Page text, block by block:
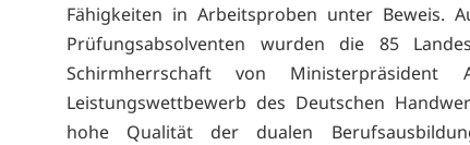
Fähigkeiten in Arbeitsproben unter Beweis.
Prüfungsabsolventen wurden die 85
Schirmherrschaft von
Leistungswettbewerb des Deutschen
hohe Qualität der dualen